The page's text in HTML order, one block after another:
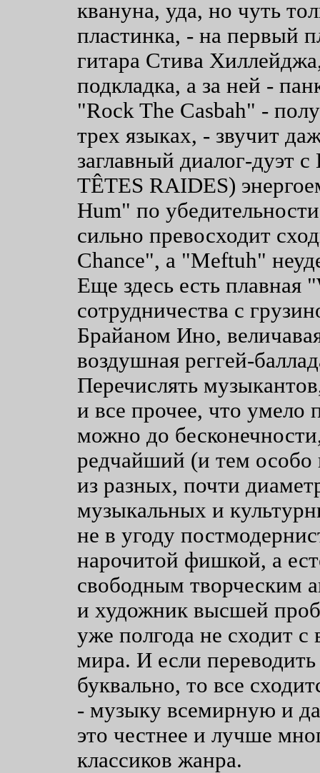
квануна, уда, но чуть
пластинка, - на первый
гитара Стива
подкладка, а за ней -
"Rock The Casbah" -
трех языках, - звучит
заглавный диалог-дуэт
TÊTES RAIDES)
Hum" по
сильно превосходит
Chance", а "Meftuh"
Еще здесь есть плавная
сотрудничества с
Брайаном Ино,
воздушная реггей-
Перечислять
и все прочее, что умело
можно до
редчайший (и тем особо
из разных, почти
музыкальных и
не в угоду
нарочитой фишкой, а
свободным творческим
и художник высшей
уже полгода не сходит с
мира. И если
буквально, то все
- музыку всемирную и
это честнее и лучше
классиков жанра.